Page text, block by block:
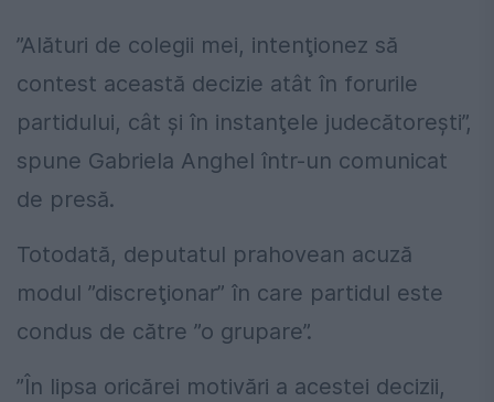
”Alături de colegii mei, intenţionez să
contest această decizie atât în forurile
partidului, cât şi în instanţele judecătoreşti”,
spune Gabriela Anghel într-un comunicat
de presă.
Totodată, deputatul prahovean acuză
modul ”discreţionar” în care partidul este
condus de către ”o grupare”.
”În lipsa oricărei motivări a acestei decizii,